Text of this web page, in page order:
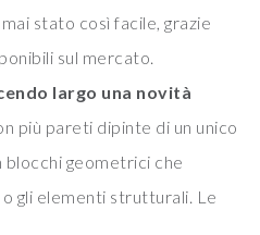
stato così facile, grazie
sul mercato.
largo una novità
più pareti dipinte di un unico
blocchi geometrici che
gli elementi strutturali. Le